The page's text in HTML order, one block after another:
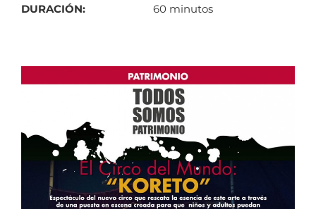
DURACIÓN: 60 minutos